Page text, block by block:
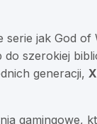
serie jak God
do szerokiej
generacji,
gamingowe,